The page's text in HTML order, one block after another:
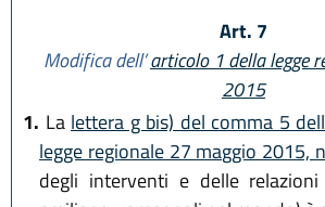
Art. 7
Modifica dell’articolo 1 della legge
2015
1. La lettera g bis) del comma 5
legge regionale 27 maggio 2015,
degli interventi e delle